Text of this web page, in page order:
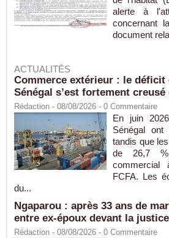
alerte à
concernant
document
ACTUALITÉS
Commerce extérieur : le déficit
Sénégal s’est fortement
Rédaction - 08/08/2026 - 0 Commentaire
En juin
Sénégal
tandis que
de 26,7
FCFA. Les
du...
Ngaparou : après 33 ans de
entre ex-époux devant la justice
Rédaction - 08/08/2026 - 0 Commentaire